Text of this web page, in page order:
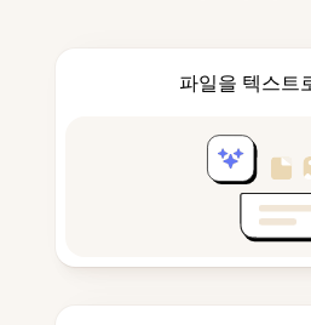
파일을 텍스트